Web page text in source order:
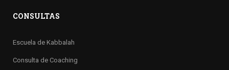
CONSULTAS
Escuela de Kabbalah
Consulta de Coaching